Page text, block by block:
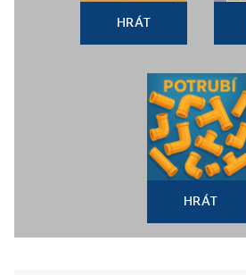
HRÁT
HRÁT